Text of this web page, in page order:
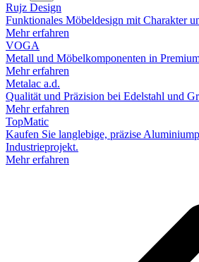
Rujz Design
Funktionales Möbeldesign mit Charakter
Mehr erfahren
VOGA
Metall und Möbelkomponenten in
Mehr erfahren
Metalac a.d.
Qualität und Präzision bei Edelstahl und
Mehr erfahren
TopMatic
Kaufen Sie langlebige, präzise
Industrieprojekt.
Mehr erfahren